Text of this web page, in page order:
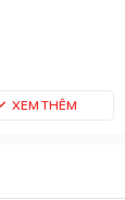
XEM THÊM